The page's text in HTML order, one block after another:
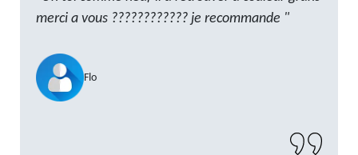
merci a vous ???????????? je recommande "
Flo